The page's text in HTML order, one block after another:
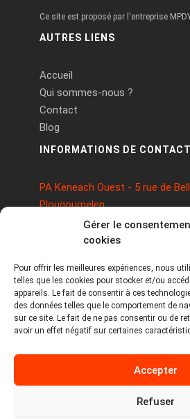
Gérer le
cookies
Pour offrir les meilleures expériences, nous
telles que les cookies pour stocker et/ou
appareils. Le fait de consentir à ces
des données telles que le comportement de
sur ce site. Le fait de ne pas consentir ou de
avoir un effet négatif sur certaines
Accepter
Refuser
Ce site est proposé par l'entreprise
AUTRES LIENS
Accueil
Qui sommes-nous ?
Contact
Blog
INFORMATIONS DE CONTACT
PA Keneach Ouest - 5 rue de
Plougoumelen
contact@logiciels-
09 71 37 25 93
Copyright © 2026 Tous droits
MPDYS